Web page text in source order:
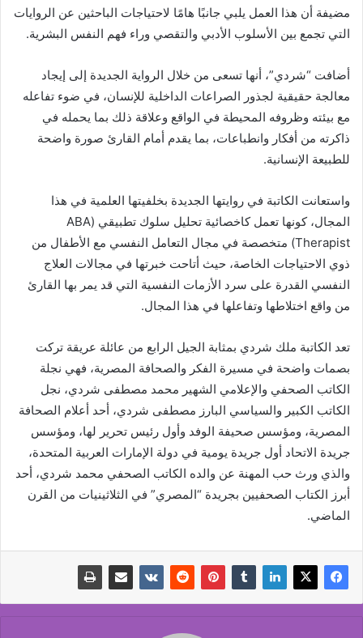
مضيفة أن هذا العمل يلبي جانبًا هامًا لاحتياجات الباحثين عن الروايات
التي تجمع بين الأسلوب الأدبي والتقصي وراء فهم النفس البشرية.
أضافت “شردي”، أنها تسعى من خلال الرواية الجديدة إلى إيجاد
معالجة حقيقية لجذور الصراعات الداخلية للإنسان، في ضوء تفاعله
مع بيئته وظروفه المحيطة في الواقع وعلاقة ذلك بما يحمله في
ذاكرته من أفكار وانطباعات، بما يقدم أمام القارئ صورة واضحة
للطبيعة الإنسانية.
واستعانت الكاتبة في روايتها الجديدة بخلفيتها العلمية في هذا
المجال، كونها تعمل كاخصائية تحليل سلوك تطبيقي (ABA
Therapist) متخصصة في مجال التعامل النفسي مع الأطفال من
ذوي الاحتياجات الخاصة، حيث أتاحت خبرتها في مجالات العلاج
النفسي القدرة على سرد الأزمات النفسية التي قد يمر بها القارئ
من واقع اختلاطها وتفاعلها في هذا المجال.
تعد الكاتبة ملك شردي بمثابة الجيل الرابع من عائلة عريقة تركت
بصمات واضحة في مسيرة الفكر والصحافة المصرية، فهي نجلة
الكاتب الصحفي والإعلامي الشهير محمد مصطفى شردي، نجل
الكاتب الكبير والسياسي البارز مصطفى شردي، أحد أعلام الصحافة
المصرية، ومؤسس صحيفة الوفد وأول رئيس تحرير لها، ومؤسس
جريدة الاتحاد أول جريدة يومية في دولة الإمارات العربية المتحدة،
والذي ورث حب المهنة عن والده الكاتب الصحفي محمد شردي، أحد
أبرز الكتاب الصحفيين بجريدة “المصري” في الثلاثينيات من القرن
الماضي.